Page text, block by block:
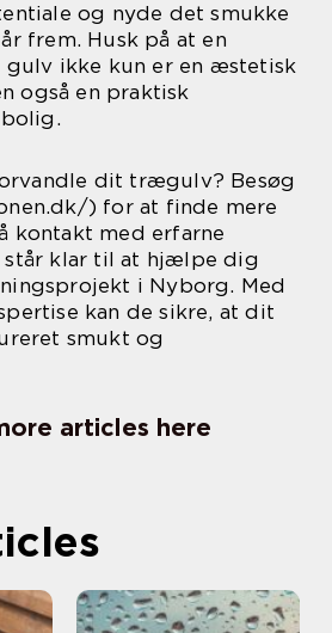
og nyde det smukke
frem. Husk på at en
gulv ikke kun er en æstetisk
også en praktisk
dit trægulv? Besøg
) for at finde mere
kontakt med erfarne
står klar til at hjælpe dig
i Nyborg. Med
kan de sikre, at dit
smukt og
articles here